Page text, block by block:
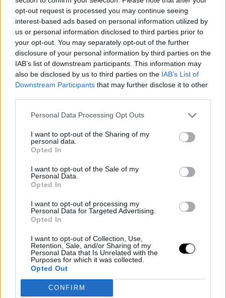
opt-out request is processed you may continue seeing
interest-based ads based on personal information utilized by
us or personal information disclosed to third parties prior to
your opt-out. You may separately opt-out of the further
disclosure of your personal information by third parties on the
IAB’s list of downstream participants. This information may
also be disclosed by us to third parties on the IAB’s List of
Downstream Participants that may further disclose it to other
Personal Data Processing Opt Outs
I want to opt-out of the Sharing of my
personal data.
Opted In
I want to opt-out of the Sale of my
Personal Data.
Opted In
I want to opt-out of processing my
Personal Data for Targeted Advertising.
Opted In
I want to opt-out of Collection, Use,
Retention, Sale, and/or Sharing of my
Personal Data that Is Unrelated with the
Purposes for which it was collected.
Opted Out
CONFIRM
— NBA en Movistar Plus+ (@MovistarNBA)April 17,
Tyler Herro was in pain after an apparent hand injury
pic.twitter.com/k6OUQMt5JD
— Bleacher Report (@BleacherReport) April 16, 2023